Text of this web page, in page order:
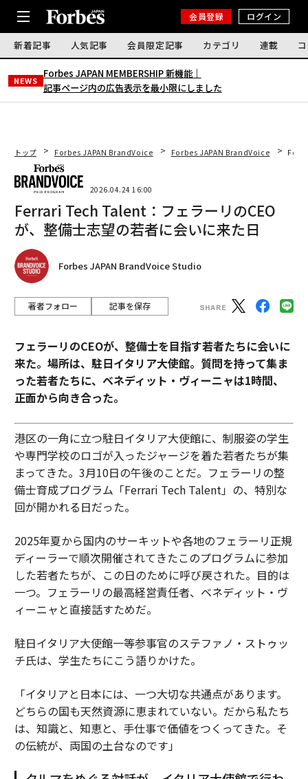
会員登録 ログイン
新着記事 人気記事 会員限定記事 カテゴリ 連載
NEWS
Forbes JAPAN MEMBERSHIP 新機能｜
記事ページ内の広告表示を最小限にしました
トップ Forbes JAPAN BrandVoice Forbes JAPAN BrandVoice
2026.04.24 16:00
Ferrari Tech Talent：フェラーリのCEO
が、整備士志望の若者に会いに来た日
Forbes JAPAN BrandVoice Studio
著者フォロー 記事を保存
フェラーリのCEOが、整備士を目指す若者たちに会いに
来た。場所は、駐日イタリア大使館。質問を持って集ま
った若者たちに、ベネディット・ヴィーニャは1時間、
正面から向き合った。
港区の一角に立つ駐日イタリア大使館に、制服姿の学生
や専門学校のロゴが入ったジャージを着た若者たちが集
まってきた。3月10日の午後のことだ。フェラーリの整
備士育成プログラム「Ferrari Tech Talent」の、特別な
回が開かれる日だった。
2025年夏から国内のサーキットや各地のフェラーリ正規
ディーラーで順次開催されてきたこのプログラムに参加
した若者たちが、この日のために呼び戻された。目的は
一つ。フェラーリの最高経営責任者、ベネディット・ヴ
ィーニャと直接話すためだ。
駐日イタリア大使館一等参事官のステファノ・ストゥッ
チ氏は、学生たちにこう語りかけた。
「イタリアと日本には、一つ大切な共通点があります。
どちらの国も天然資源に恵まれていない。だから私たち
は、知識と、知恵と、手仕事で価値をつくってきた。そ
の伝統が、両国の土台なのです」